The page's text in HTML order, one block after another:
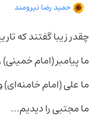
حمید رضا نیرومند
چقدر زیبا گفتند که
ما پیامبر (امام خمینی)
ما علی (امام
ما مجتبی را دیدیم...